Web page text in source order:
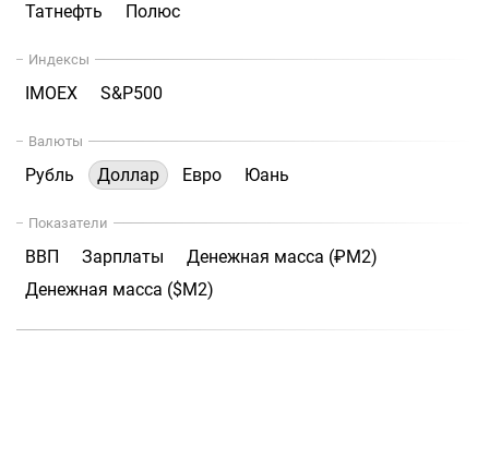
Татнефть
Полюс
Индексы
IMOEX S&P500
Валюты
Рубль Доллар Евро Юань
Показатели
ВВП Зарплаты
Денежная масса (₽М2)
Денежная масса ($М2)